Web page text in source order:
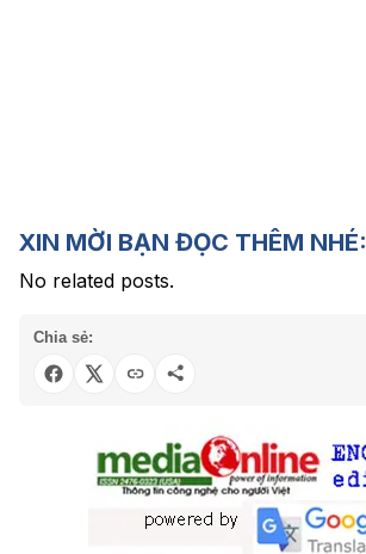
XIN MỜI BẠN ĐỌC THÊM NHÉ:
No related posts.
Chia sẻ: